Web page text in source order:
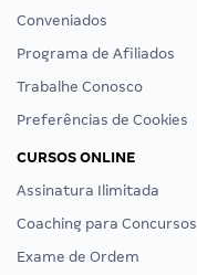
Conveniados
Programa de Afiliados
Trabalhe Conosco
Preferências de Cookies
CURSOS ONLINE
Assinatura Ilimitada
Coaching para Concursos
Exame de Ordem